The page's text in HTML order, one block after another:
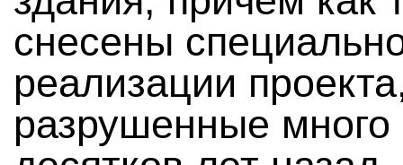
снесены
реализации
разрушенные много